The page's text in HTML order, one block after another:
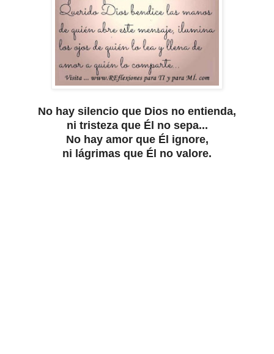
No hay silencio que Dios no entienda,
ni tristeza que Él no sepa...
No hay amor que Él ignore,
ni lágrimas que Él no valore.